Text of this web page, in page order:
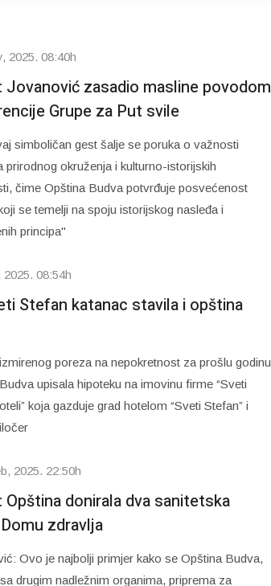
2025. 08:40h
Jovanović zasadio masline povodom
Grupe za Put svile
simboličan gest šalje se poruka o važnosti
prirodnog okruženja i kulturno-istorijskih
čime Opština Budva potvrđuje posvećenost
se temelji na spoju istorijskog nasleđa i
principa"
2025. 08:54h
Stefan katanac stavila i opština
poreza na nepokretnost za prošlu godinu
upisala hipoteku na imovinu firme “Sveti
koja gazduje grad hotelom “Sveti Stefan” i
2025. 22:50h
Opština donirala dva sanitetska
zdravlja
Ovo je najbolji primjer kako se Opština Budva,
drugim nadležnim organima, priprema za